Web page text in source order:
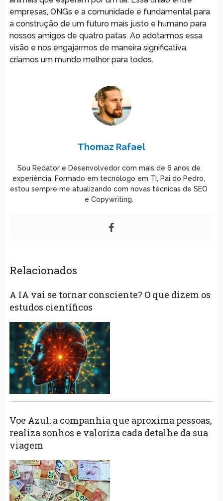
empresas, ONGs e a comunidade é fundamental para
a construção de um futuro mais justo e humano para
nossos amigos de quatro patas. Ao adotarmos essa
visão e nos engajarmos de maneira significativa,
criamos um mundo melhor para todos.
Thomaz Rafael
Sou Redator e Desenvolvedor com mais de 6 anos de
experiência. Formado em tecnólogo em TI, Pai do Pedro,
estou sempre me atualizando com novas técnicas de SEO
e Copywriting.
Relacionados
A IA vai se tornar consciente? O que dizem os
estudos científicos
Voe Azul: a companhia que aproxima pessoas,
realiza sonhos e valoriza cada detalhe da sua
viagem